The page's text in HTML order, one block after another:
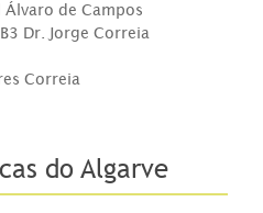
de Campos
Dr. Jorge Correia
Correia
do Algarve